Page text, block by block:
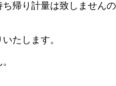
帰り計量は致しませんの
たします。